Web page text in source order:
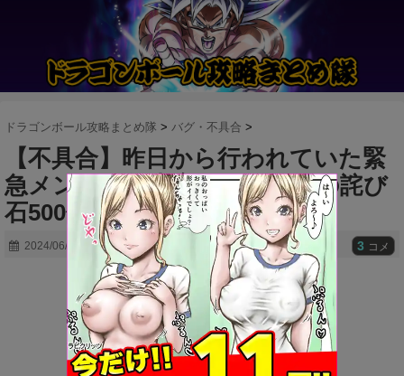
ドラゴンボール攻略まとめ隊 > バグ・不具合 >
【不具合】昨日から行われていた緊
急メンテが無事完了、まさかの詫び
石500個も貰えるｗｗｗ
2024/06/01 3 コメ